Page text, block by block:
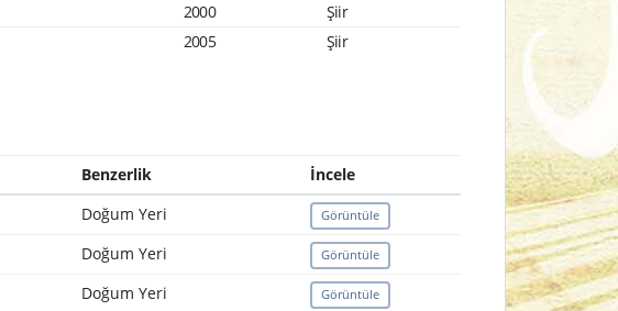
2000
Şiir
2005 Şiir
Benzerlik
İncele
Doğum Yeri Görüntüle
Doğum Yeri Görüntüle
Doğum Yeri Görüntüle